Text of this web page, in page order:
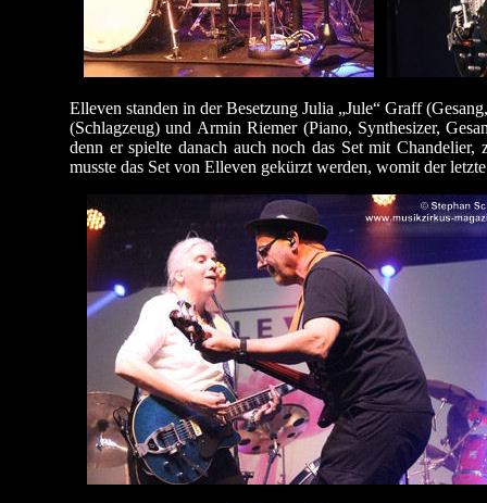
Elleven standen in der Besetzung Julia „Jule“ Graff
(Schlagzeug) und Armin Riemer (Piano, Synthesizer,
denn er spielte danach auch noch das Set mit
musste das Set von Elleven gekürzt werden, womit der